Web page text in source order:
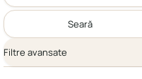
Seară
Filtre avansate